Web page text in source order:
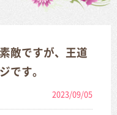
敵ですが、王道
です。
2023/09/05